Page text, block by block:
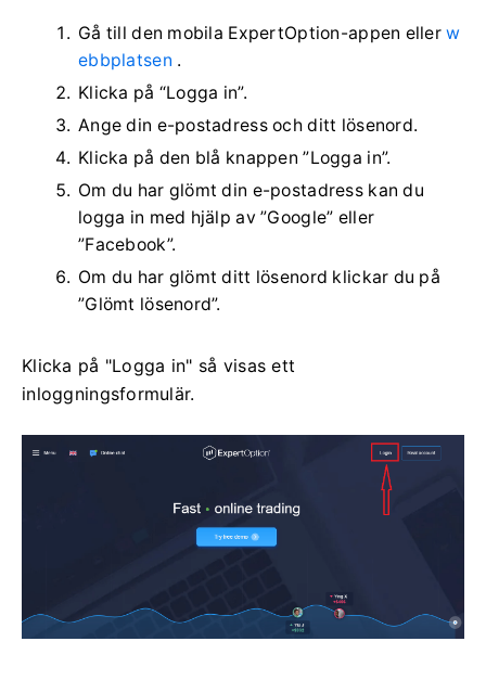
Gå till den mobila ExpertOption-appen ellerw
ebbplatsen .
Klicka på “Logga in”.
Ange din e-postadress och ditt lösenord.
Klicka på den blå knappen ”Logga in”.
Om du har glömt din e-postadress kan du
logga in med hjälp av ”Google” eller
”Facebook”.
Om du har glömt ditt lösenord klickar du på
”Glömt lösenord”.
Klicka på "Logga in" så visas ett
inloggningsformulär.